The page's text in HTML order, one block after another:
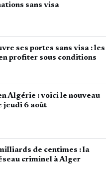
sans visa
ses portes sans visa : les
profiter sous conditions
Algérie : voici le nouveau
jeudi 6 août
de centimes : la
criminel à Alger